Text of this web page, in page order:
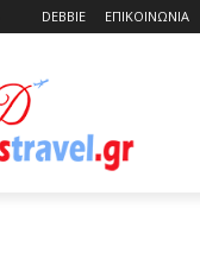
DEBBIE ΕΠΙΚΟΙΝΩΝΙΑ